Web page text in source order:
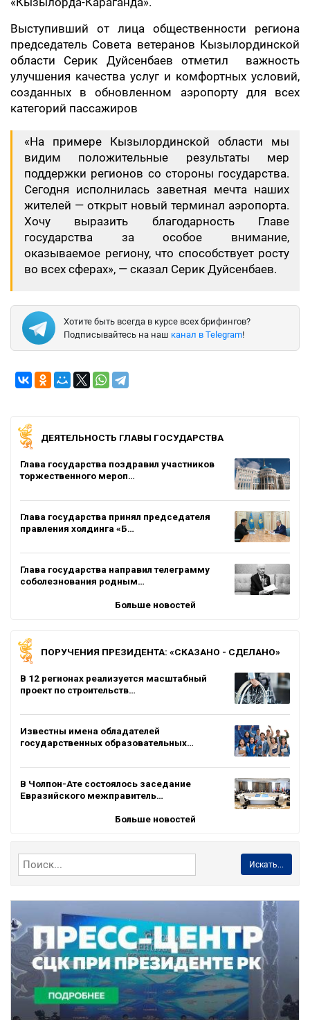
Выступивший от лица общественности региона
председатель Совета ветеранов Кызылординской
области Серик Дуйсенбаев отметил важность
улучшения качества услуг и комфортных условий,
созданных в обновленном аэропорту для всех
категорий пассажиров
«На примере Кызылординской области мы
видим положительные результаты мер
поддержки регионов со стороны государства.
Сегодня исполнилась заветная мечта наших
жителей — открыт новый терминал аэропорта.
Хочу выразить благодарность Главе
государства за особое внимание,
оказываемое региону, что способствует росту
во всех сферах», — сказал Серик Дуйсенбаев.
Хотите быть всегда в курсе всех брифингов?
Подписывайтесь на наш канал в Telegram!
ДЕЯТЕЛЬНОСТЬ ГЛАВЫ ГОСУДАРСТВА
Глава государства поздравил участников
торжественного мероп…
Глава государства принял председателя
правления холдинга «Б…
Глава государства направил телеграмму
соболезнования родным…
Больше новостей
ПОРУЧЕНИЯ ПРЕЗИДЕНТА: «СКАЗАНО - СДЕЛАНО»
В 12 регионах реализуется масштабный
проект по строительств…
Известны имена обладателей
государственных образовательных…
В Чолпон-Ате состоялось заседание
Евразийского межправитель…
Больше новостей
Искать...